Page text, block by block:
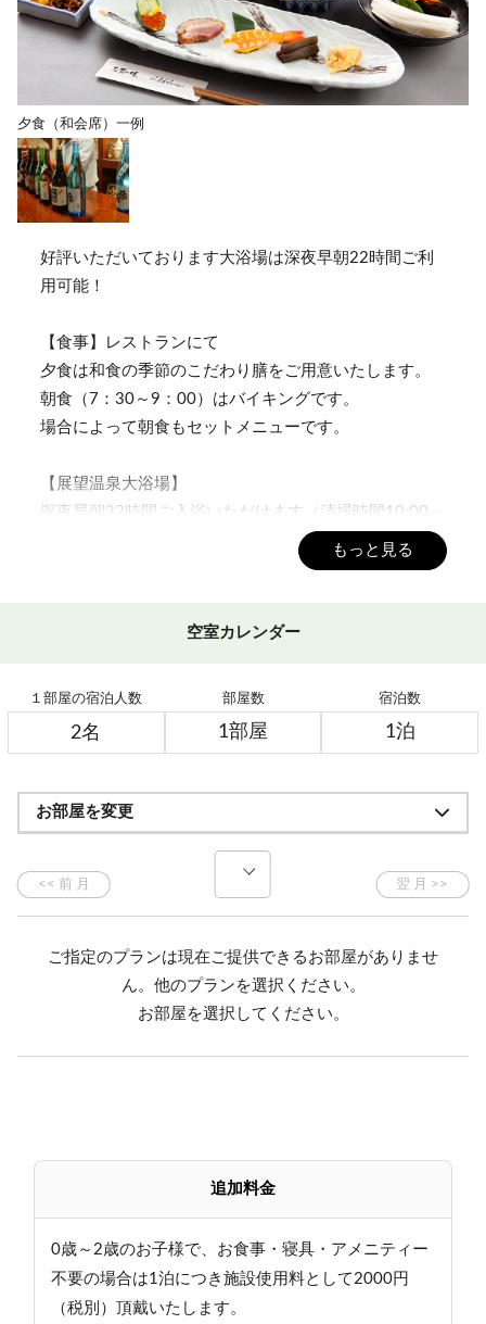
夕食（和会席）一例
好評いただいております大浴場は深夜早朝22時間ご利
用可能！
【食事】レストランにて
夕食は和食の季節のこだわり膳をご用意いたします。
朝食（7：30～9：00）はバイキングです。
場合によって朝食もセットメニューです。
【展望温泉大浴場】
深夜早朝22時間ご入浴いただけます（清掃時間10:00～
部屋タイプのご指定はできません。
【ペット連れのお客様へ】
ります。
地下スキー乾燥室を無料開放しております。
スキーシーズンの繁忙期（年末年始など）はお断りす
る場合がありますので、事前にお問い合わせくださ
○卓球無料！
○ホタル観賞ツアー（7月中旬～8月中旬まで毎晩）参加
費500円、雨天中止
○晴れた夜は手の届きそうな星空観察☆
○志賀高原ゴールデンライン乗車券、特別割引価格にて
・和室にも予め寝具を用意させていただきます（夕食
時に布団敷きは入りません）
・連泊のお客様へ…原則アメニティ交換のみとさせてい
もっと見る
空室カレンダー
１部屋の宿泊人数 部屋数 宿泊数
お部屋を変更
ご指定のプランは現在ご提供できるお部屋がありませ
ん。他のプランを選択ください。
お部屋を選択してください。
追加料金
0歳～2歳のお子様で、お食事・寝具・アメニティー
不要の場合は1泊につき施設使用料として2000円
（税別）頂戴いたします。